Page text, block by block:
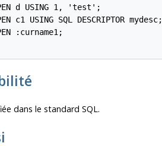
d USING 1, 'test';
c1 USING SQL DESCRIPTOR mydesc;
:curname1;
dans le standard SQL.